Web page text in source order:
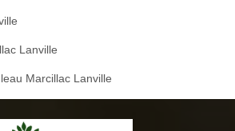
Lanville
Marcillac Lanville